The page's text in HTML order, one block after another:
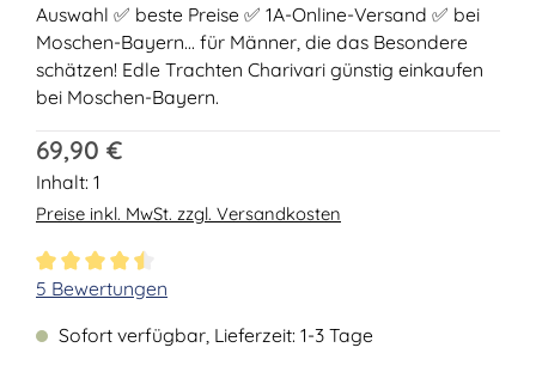
Auswahl ✅ beste Preise ✅ 1A-Online-Versand ✅ bei
Moschen-Bayern... für Männer, die das Besondere
schätzen! Edle Trachten Charivari günstig einkaufen
bei Moschen-Bayern.
Regulärer Preis:
69,90 €
Inhalt: 1
Preise inkl. MwSt. zzgl. Versandkosten
Durchschnittliche Bewertung von 4.4 von 5 Sternen
5 Bewertungen
Sofort verfügbar, Lieferzeit: 1-3 Tage